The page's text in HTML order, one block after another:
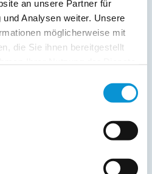
an unsere Partner für
Analysen weiter. Unsere
möglicherweise mit
die Sie ihnen bereitgestellt
Mail zusenden
sowie die Berichtigung,